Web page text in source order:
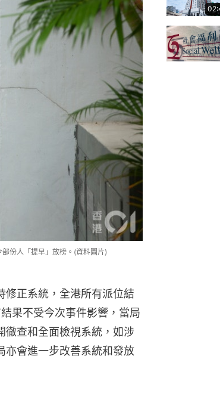
份人「提早」放榜。(資料圖片)
修正系統，全港所有派位結
果不受今次事件影響，當局
徹查和全面檢視系統，如涉
亦會進一步改善系統和發放